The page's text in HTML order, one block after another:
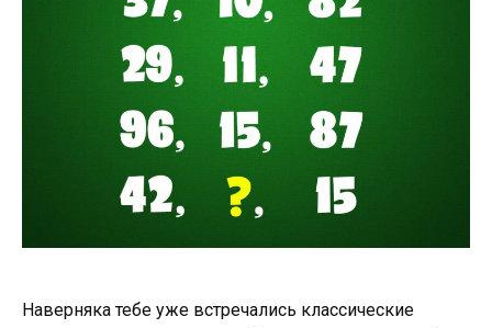
Наверняка тебе уже встречались классические